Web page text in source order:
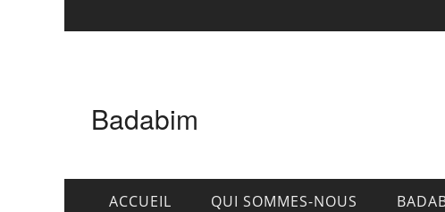
Badabim
ACCUEIL QUI SOMMES-NOUS